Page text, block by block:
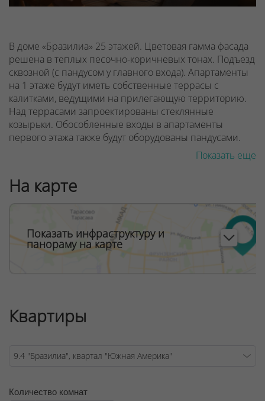
В доме «Бразилиа» 25 этажей. Цветовая гамма фасада
решена в теплых песочно-коричневых тонах. Подъезд
сквозной (с пандусом у главного входа). Апартаменты
на 1 этаже будут иметь собственные террасы с
калитками, ведущими на прилегающую территорию.
Над террасами запроектированы стеклянные
козырьки. Обособленные входы в апартаменты
первого этажа также будут оборудованы пандусами.
Предусмотрено дизайнерское лобби со стойкой
вас гостей. Фантазия дизайнеров вестибюля
«Бразилиа» погружает нас в атмосферу тропических
лесов. Она будет дополнена экзотическими живыми
растениями в кадках. Здесь есть санитарная комната с
пеленальным столиком для малышей.
Договор на оказание риэлтерских услуг № 448/6, от
Показать еще
На карте
Показать инфраструктуру и
панораму на карте
Квартиры
Количество комнат